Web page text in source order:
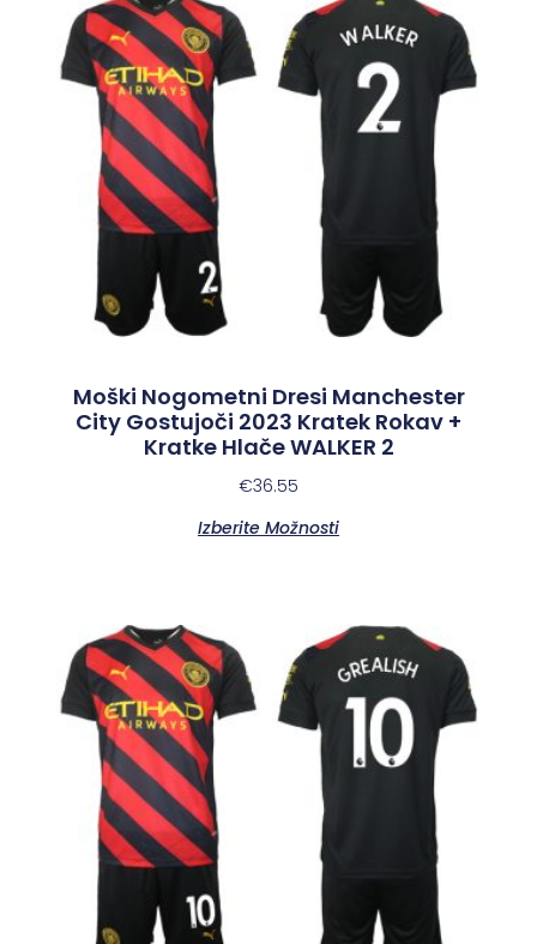
Moški Nogometni Dresi Manchester
City Gostujoči 2023 Kratek Rokav +
Kratke Hlače WALKER 2
€36.55
Izberite Možnosti